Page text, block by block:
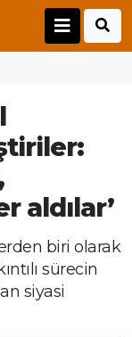
aldılar’
biri olarak
sürecin
siyasi